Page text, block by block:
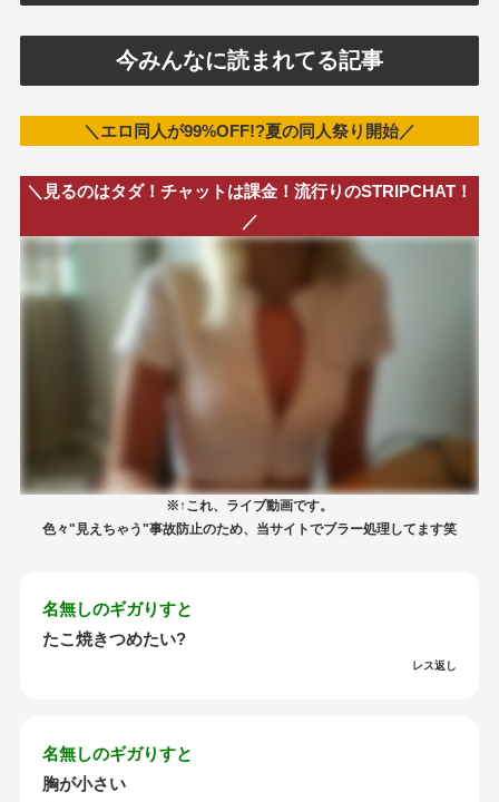
今みんなに読まれてる記事
＼エロ同人が99%OFF!?夏の同人祭り開始／
＼見るのはタダ！チャットは課金！流行りのSTRIPCHAT！
／
※↑これ、ライブ動画です。
色々"見えちゃう"事故防止のため、当サイトでブラー処理してます笑
名無しのギガりすと
たこ焼きつめたい?
レス返し
名無しのギガりすと
胸が小さい